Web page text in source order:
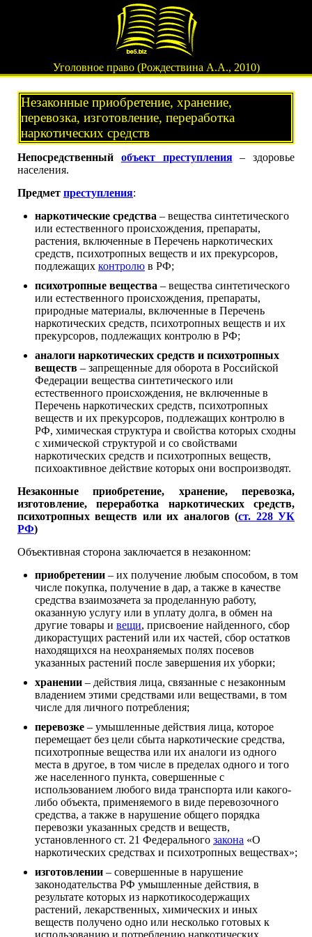
Уголовное право (Рождествина А.А., 2010)
Незаконные приобретение, хранение,
перевозка, изготовление, переработка
наркотических средств
Непосредственный объект преступления– здоровье
населения.
Предмет преступления:
наркотические средства – вещества синтетического
или естественного происхождения, препараты,
растения, включенные в Перечень наркотических
средств, психотропных веществ и их прекурсоров,
подлежащих контролю в РФ;
психотропные вещества – вещества синтетического
или естественного происхождения, препараты,
природные материалы, включенные в Перечень
наркотических средств, психотропных веществ и их
прекурсоров, подлежащих контролю в РФ;
аналоги наркотических средств и психотропных
веществ – запрещенные для оборота в Российской
Федерации вещества синтетического или
естественного происхождения, не включенные в
Перечень наркотических средств, психотропных
веществ и их прекурсоров, подлежащих контролю в
РФ, химическая структура и свойства которых сходны
с химической структурой и со свойствами
наркотических средств и психотропных веществ,
психоактивное действие которых они воспроизводят.
Незаконные приобретение, хранение, перевозка,
изготовление, переработка наркотических средств,
психотропных веществ или их аналогов (ст. 228 УК
РФ)
Объективная сторона заключается в незаконном:
приобретении – их получение любым способом, в том
числе покупка, получение в дар, а также в качестве
средства взаимозачета за проделанную работу,
оказанную услугу или в уплату долга, в обмен на
другие товары и вещи, присвоение найденного, сбор
дикорастущих растений или их частей, сбор остатков
находящихся на неохраняемых полях посевов
указанных растений после завершения их уборки;
хранении – действия лица, связанные с незаконным
владением этими средствами или веществами, в том
числе для личного потребления;
перевозке – умышленные действия лица, которое
перемещает без цели сбыта наркотические средства,
психотропные вещества или их аналоги из одного
места в другое, в том числе в пределах одного и того
же населенного пункта, совершенные с
использованием любого вида транспорта или какого-
либо объекта, применяемого в виде перевозочного
средства, а также в нарушение общего порядка
перевозки указанных средств и веществ,
установленного ст. 21 Федерального закона «О
наркотических средствах и психотропных веществах»;
изготовлении – совершенные в нарушение
законодательства РФ умышленные действия, в
результате которых из наркотикосодержащих
растений, лекарственных, химических и иных
веществ получено одно или несколько готовых к
использованию и потреблению наркотических